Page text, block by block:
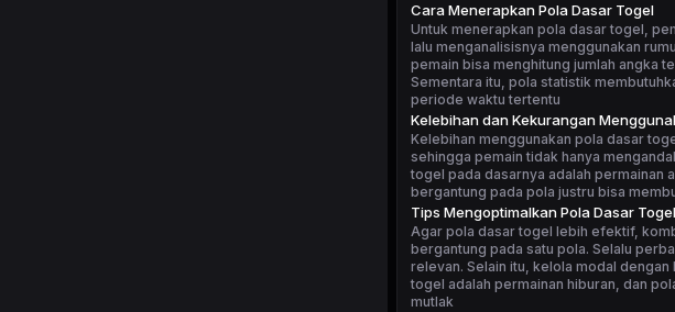
Cara Menerapkan Pola Dasar Togel
Untuk menerapkan pola dasar togel,
lalu menganalisisnya menggunakan
pemain bisa menghitung jumlah angka
Sementara itu, pola statistik
periode waktu tertentu
Kelebihan dan Kekurangan
Kelebihan menggunakan pola dasar
sehingga pemain tidak hanya
togel pada dasarnya adalah permainan
bergantung pada pola justru bisa
Tips Mengoptimalkan Pola Dasar Togel
Agar pola dasar togel lebih efektif,
bergantung pada satu pola. Selalu
relevan. Selain itu, kelola modal dengan
togel adalah permainan hiburan, dan
mutlak